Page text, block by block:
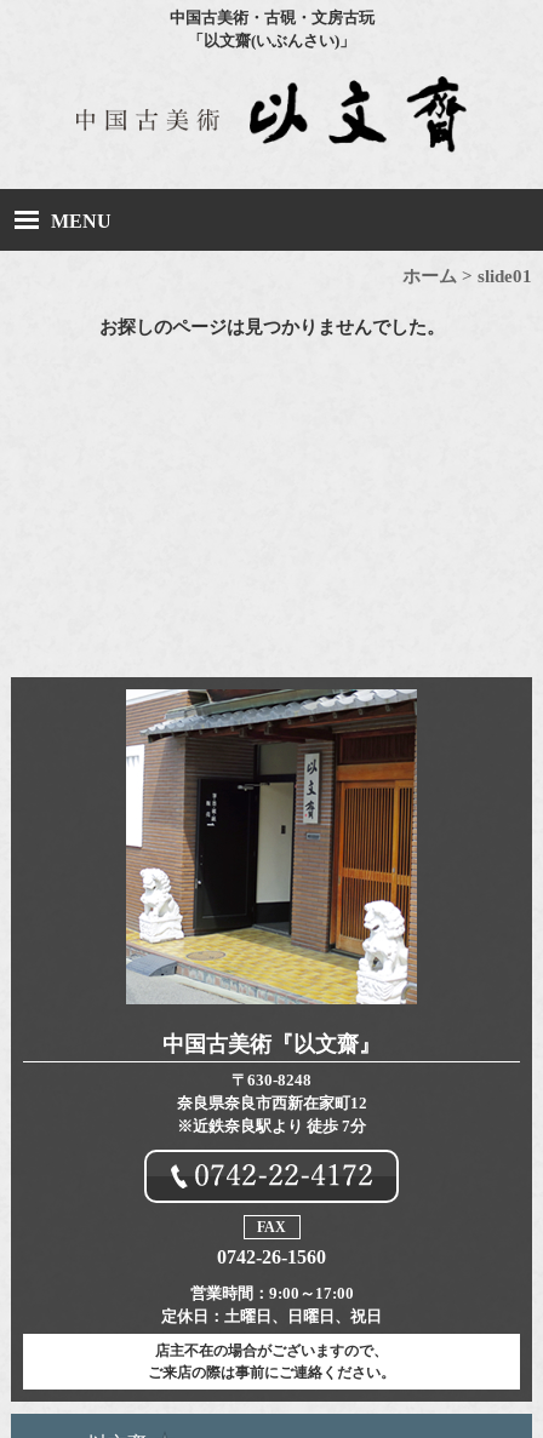
中国古美術・古硯・文房古玩
「以文齋(いぶんさい)」
MENU
取扱商品について
ホーム >slide01
お探しのページは見つかりませんでした。
中国古美術『以文齋』
〒630-8248
奈良県奈良市西新在家町12
※近鉄奈良駅より 徒歩 7分
FAX
0742-26-1560
営業時間： 9:00～17:00
定休日： 土曜日、日曜日、祝日
店主不在の場合がございますので、
ご来店の際は事前にご連絡ください。